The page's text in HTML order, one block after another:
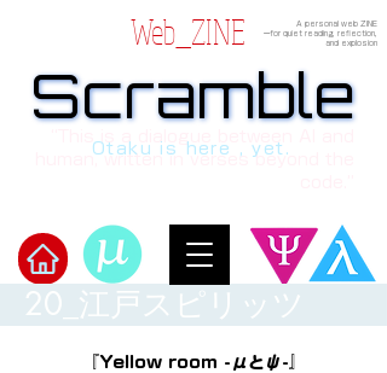
Welcome to μ's Ark!
Web_ZINE
A personal web ZINE
ーfor quiet reading, reflection,
and explosion
Scramble
Scramble
human, written in verses beyond the
Otaku is here , yet.
20_江戸スピリッツ
『Yellow room -μとψ-』